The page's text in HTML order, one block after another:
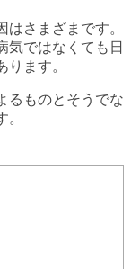
さまざまです。
気ではなくても日
ます。
るものとそうでな